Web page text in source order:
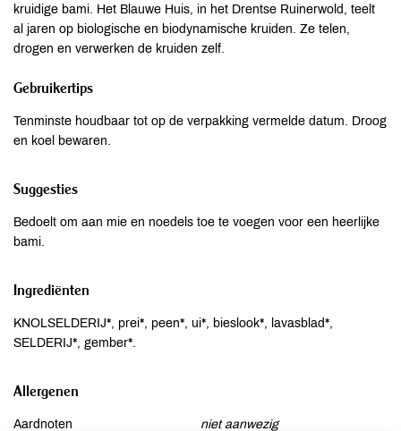
kruidige bami. Het Blauwe Huis, in het Drentse Ruinerwold, teelt
al jaren op biologische en biodynamische kruiden. Ze telen,
drogen en verwerken de kruiden zelf.
Gebruikertips
Tenminste houdbaar tot op de verpakking vermelde datum. Droog
en koel bewaren.
Suggesties
Bedoelt om aan mie en noedels toe te voegen voor een heerlijke
bami.
Ingrediënten
KNOLSELDERIJ*, prei*, peen*, ui*, bieslook*, lavasblad*,
SELDERIJ*, gember*.
Allergenen
Aardnoten
niet aanwezig